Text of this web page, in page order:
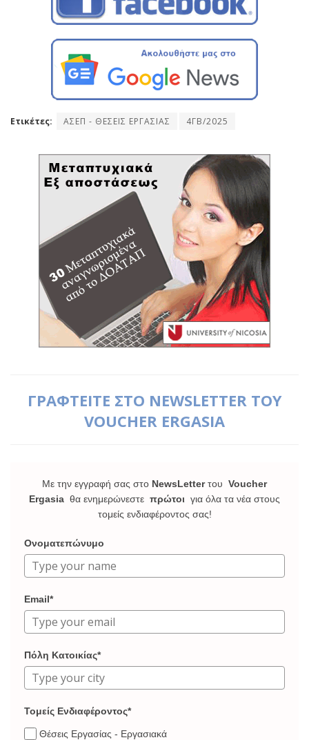
Ετικέτες: ΑΣΕΠ - ΘΕΣΕΙΣ ΕΡΓΑΣΙΑΣ 4ΓΒ/2025
ΓΡΑΦΤΕΙΤΕ ΣΤΟ NEWSLETTER ΤΟΥ
VOUCHER ERGASIA
Με την εγγραφή σας στο NewsLetterτου Voucher
Ergasia θα ενημερώνεστε πρώτοι για όλα τα νέα στους
τομείς ενδιαφέροντος σας!
Ονοματεπώνυμο
Email*
Πόλη Κατοικίας*
Τομείς Ενδιαφέροντος*
Θέσεις Εργασίας - Εργασιακά